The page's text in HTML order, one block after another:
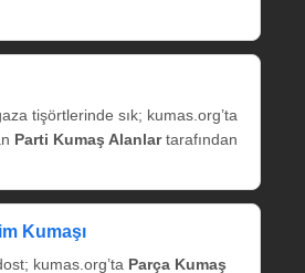
tişörtlerinde sık; kumas.org’ta
Parti Kumaş Alanlartarafından
Kumaşı
kumas.org’ta Parça Kumaş